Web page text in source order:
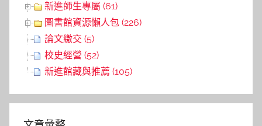
新進師生專屬 (61)
圖書館資源懶人包 (226)
論文繳交 (5)
校史經營 (52)
新進館藏與推薦 (105)